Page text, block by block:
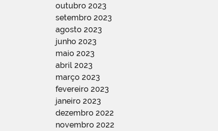
outubro 2023
setembro 2023
agosto 2023
junho 2023
maio 2023
abril 2023
março 2023
fevereiro 2023
janeiro 2023
dezembro 2022
novembro 2022